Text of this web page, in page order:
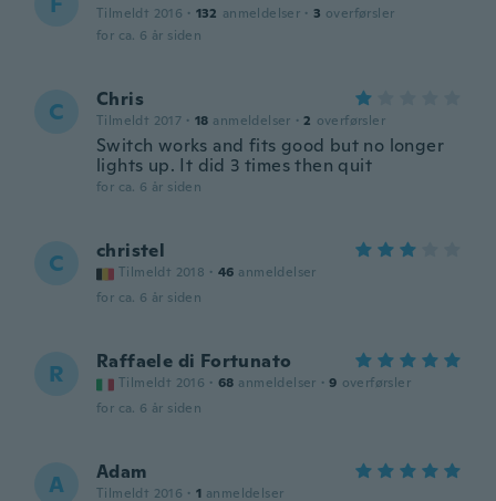
Tilmeldt 2016 · 132 anmeldelser · 3 overførsler
for ca. 6 år siden
C Chris
Tilmeldt 2017 · 18 anmeldelser · 2 overførsler
Switch works and fits good but no longer
lights up. It did 3 times then quit
for ca. 6 år siden
C christel
Tilmeldt 2018 · 46 anmeldelser
for ca. 6 år siden
R Raffaele di Fortunato
Tilmeldt 2016 · 68 anmeldelser · 9 overførsler
for ca. 6 år siden
A Adam
Tilmeldt 2016 · 1 anmeldelser